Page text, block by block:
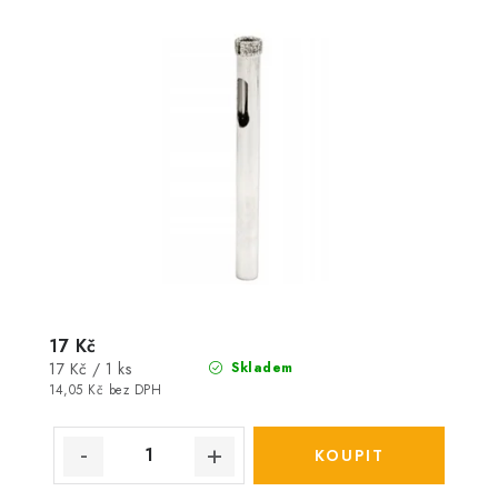
Skladem
14,05 Kč bez DPH
17 Kč
Měrná
cena:
17 Kč / 1 ks